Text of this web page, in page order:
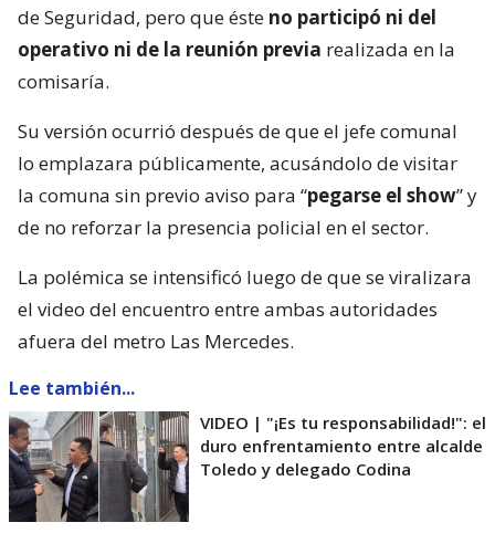
de Seguridad, pero que éste no participó ni del
operativo ni de la reunión previa realizada en la
comisaría.
Su versión ocurrió después de que el jefe comunal
lo emplazara públicamente, acusándolo de visitar
la comuna sin previo aviso para “pegarse el show” y
de no reforzar la presencia policial en el sector.
La polémica se intensificó luego de que se viralizara
el video del encuentro entre ambas autoridades
afuera del metro Las Mercedes.
Lee también...
VIDEO | "¡Es tu responsabilidad!": el
duro enfrentamiento entre alcalde
Toledo y delegado Codina